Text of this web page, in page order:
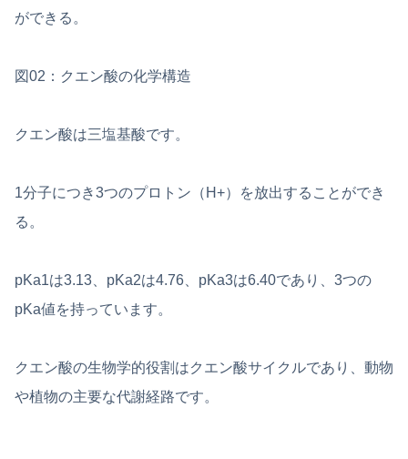
ができる。
図02：クエン酸の化学構造
クエン酸は三塩基酸です。
1分子につき3つのプロトン（H+）を放出することができ
る。
pKa1は3.13、pKa2は4.76、pKa3は6.40であり、3つの
pKa値を持っています。
クエン酸の生物学的役割はクエン酸サイクルであり、動物
や植物の主要な代謝経路です。